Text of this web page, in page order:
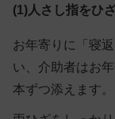
(1)人さし指をひ
お年寄りに「寝
い、介助者はお
本ずつ添えます。